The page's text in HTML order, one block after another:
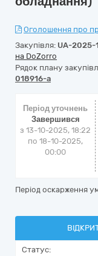
Оголошення про
Закупівля: UA-2025-
на DoZorro
Рядок плану
018916-a
Період уточнень
Завершився
з 13-10-2025, 18:22
по 18-10-2025,
00:00
Період оскарження
Статус: